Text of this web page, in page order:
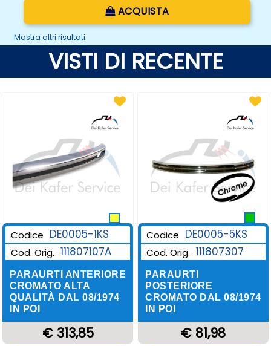
Quantità
ACQUISTA
Mostra altri risultati
VISTI DI RECENTE
Codice DE0005-1KS
Cod. Orig. 111807107A
PARAURTI ANTERIORE
CROMATO ALTA
QUALITÀ DAL 08/1974
IN POI
€ 313,85
Codice DE0005-5KS
Cod. Orig. 111807307
PARAURTI
POSTERIORE
CROMATO DAL 08/1974
IN POI
€ 81,98